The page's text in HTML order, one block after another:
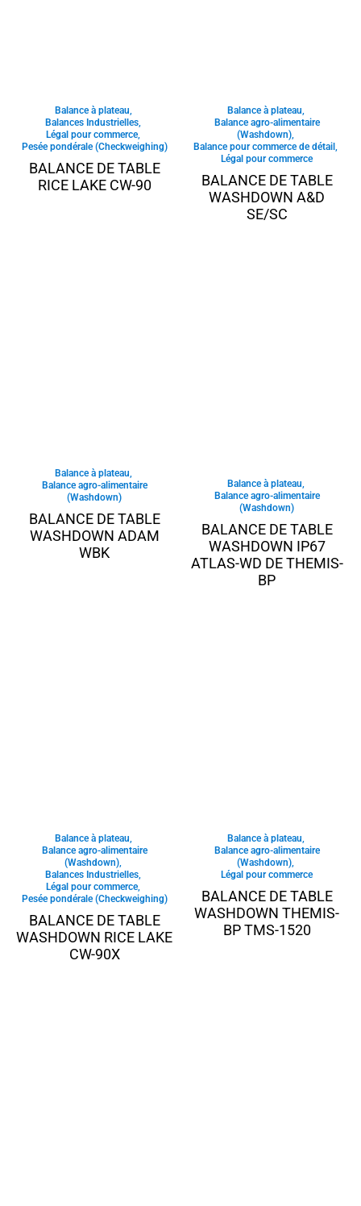
Balance à plateau,
Balances Industrielles,
Légal pour commerce,
Pesée pondérale (Checkweighing)
BALANCE DE TABLE
RICE LAKE CW-90
Balance à plateau,
Balance agro-alimentaire
(Washdown),
Balance pour commerce de détail ,
Légal pour commerce
BALANCE DE TABLE
WASHDOWN A&D
SE/SC
Balance à plateau
Balance agro-alimentaire
(Washdown)
BALANCE DE TABLE
WASHDOWN ADAM
WBK
Balance à plateau,
Balance agro-alimentaire
(Washdown)
BALANCE DE TABLE
WASHDOWN IP67
ATLAS-WD DE THEMIS-
BP
Balance à plateau,
Balance agro-alimentaire
(Washdown),
Balances Industrielles,
Légal pour commerce,
Pesée pondérale (Checkweighing)
BALANCE DE TABLE
WASHDOWN RICE LAKE
CW-90X
Balance à plateau,
Balance agro-alimentaire
(Washdown),
Légal pour commerce
BALANCE DE TABLE
WASHDOWN THEMIS-
BP TMS-1520